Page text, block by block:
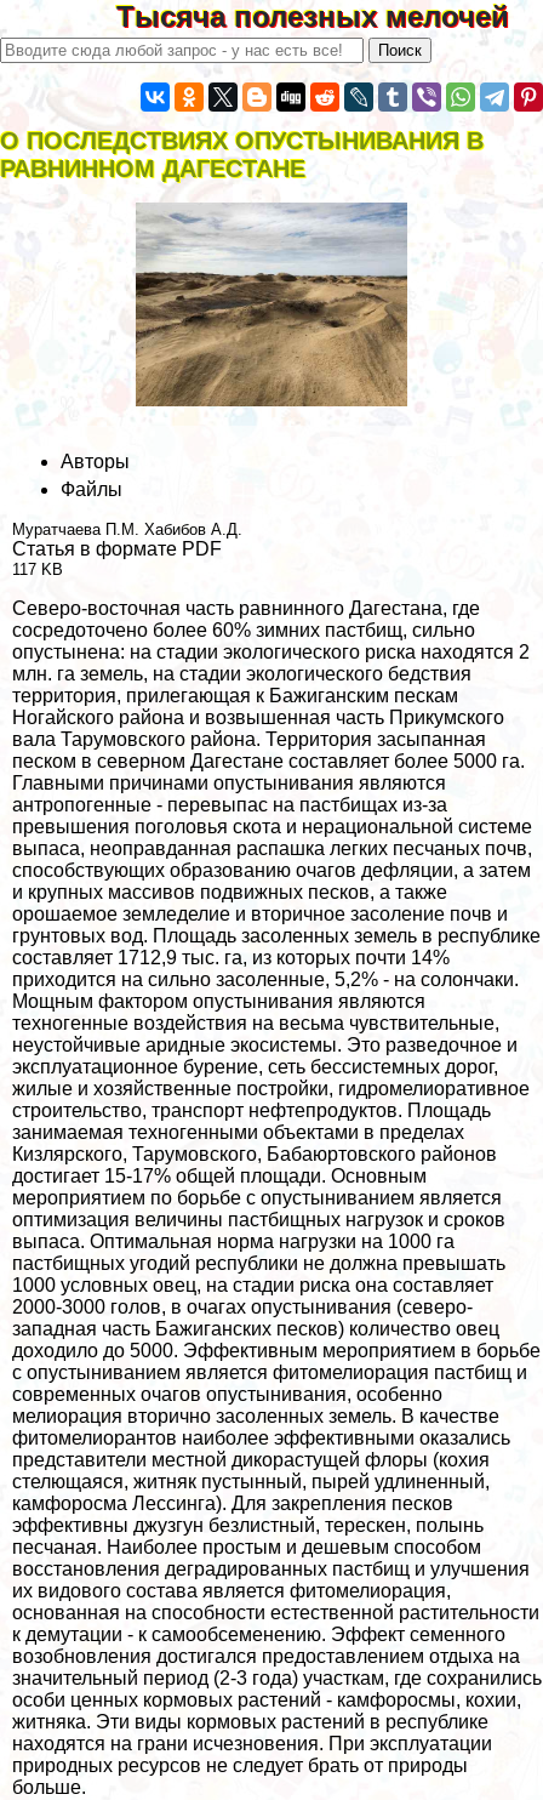
Тысяча полезных мелочей
О ПОСЛЕДСТВИЯХ ОПУСТЫНИВАНИЯ В
РАВНИННОМ ДАГЕСТАНЕ
Авторы
Файлы
Муратчаева П.М. Хабибов А.Д.
Статья в формате PDF
117 KB
Северо-восточная часть равнинного Дагестана, где
сосредоточено более 60% зимних пастбищ, сильно
опустынена: на стадии экологического риска находятся 2
млн. га земель, на стадии экологического бедствия
территория, прилегающая к Бажиганским пескам
Ногайского района и возвышенная часть Прикумского
вала Тарумовского района. Территория засыпанная
песком в северном Дагестане составляет более 5000 га.
Главными причинами опустынивания являются
антропогенные - перевыпас на пастбищах из-за
превышения поголовья скота и нерациональной системе
выпаса, неоправданная распашка легких песчаных почв,
способствующих образованию очагов дефляции, а затем
и крупных массивов подвижных песков, а также
орошаемое земледелие и вторичное засоление почв и
грунтовых вод. Площадь засоленных земель в республике
составляет 1712,9 тыс. га, из которых почти 14%
приходится на сильно засоленные, 5,2% - на солончаки.
Мощным фактором опустынивания являются
техногенные воздействия на весьма чувствительные,
неустойчивые аридные экосистемы. Это разведочное и
эксплуатационное бурение, сеть бессистемных дорог,
жилые и хозяйственные постройки, гидромелиоративное
строительство, трaнcпорт нефтепродуктов. Площадь
занимаемая техногенными объектами в пределах
Кизлярского, Тарумовского, Бабаюртовского районов
достигает 15-17% общей площади. Основным
мероприятием по борьбе с опустыниванием является
оптимизация величины пастбищных нагрузок и сроков
выпаса. Оптимальная норма нагрузки на 1000 га
пастбищных угодий республики не должна превышать
1000 условных овец, на стадии риска она составляет
2000-3000 голов, в очагах опустынивания (северо-
западная часть Бажиганских песков) количество овец
доходило до 5000. Эффективным мероприятием в борьбе
с опустыниванием является фитомелиорация пастбищ и
современных очагов опустынивания, особенно
мелиорация вторично засоленных земель. В качестве
фитомелиорантов наиболее эффективными оказались
представители местной дикорастущей флоры (кохия
стелющаяся, житняк пустынный, пырей удлиненный,
камфоросма Лессинга). Для закрепления песков
эффективны джузгун безлистный, терескен, полынь
песчаная. Наиболее простым и дешевым способом
восстановления деградированных пастбищ и улучшения
их видового состава является фитомелиорация,
основанная на способности естественной растительности
к демутации - к самообсеменению. Эффект семенного
возобновления достигался предоставлением отдыха на
значительный период (2-3 года) участкам, где сохранились
особи ценных кормовых растений - камфоросмы, кохии,
житняка. Эти виды кормовых растений в республике
находятся на грани исчезновения. При эксплуатации
природных ресурсов не следует брать от природы
больше.